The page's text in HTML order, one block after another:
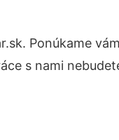
Ponúkame
s nami